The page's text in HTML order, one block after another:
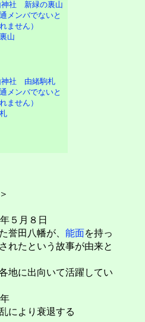
山
５月８日
誉田八幡が、 能面 を持っ
れたという故事が由来と
地に出向いて活躍してい
により衰退する